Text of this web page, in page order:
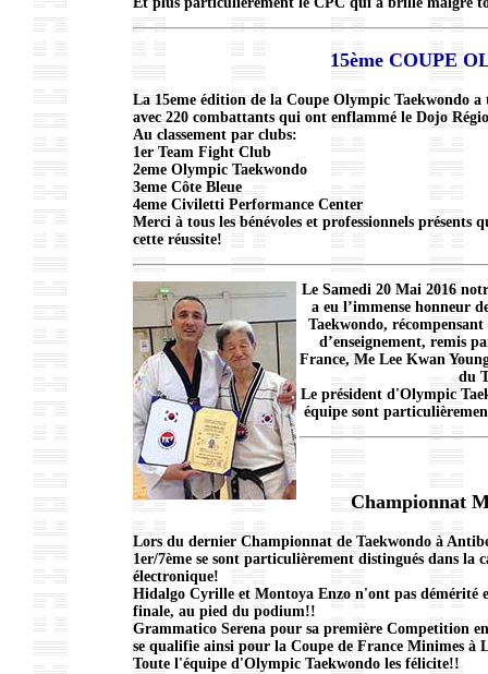
15ème COUPE
La 15eme édition de la Coupe Olympic Taekwondo a
avec 220 combattants qui ont enflammé le Dojo
Au classement par clubs:
1er Team Fight Club
2eme Olympic Taekwondo
3eme Côte Bleue
4eme Civiletti Performance Center
Merci à tous les bénévoles et professionnels présents
cette réussite!
Le Samedi 20 Mai 2016
a eu l’immense honneur
Taekwondo, récompensant
d’enseignement, remis
France, Me Lee Kwan
du
Le président d'Olympic
équipe sont
Championnat
Lors du dernier Championnat de Taekwondo à
1er/7ème se sont particulièrement distingués dans
électronique!
Hidalgo Cyrille et Montoya Enzo n'ont pas démérité
finale, au pied du podium!!
Grammatico Serena pour sa première Competition
se qualifie ainsi pour la Coupe de France Minimes à
Toute l'équipe d'Olympic Taekwondo les félicite!!